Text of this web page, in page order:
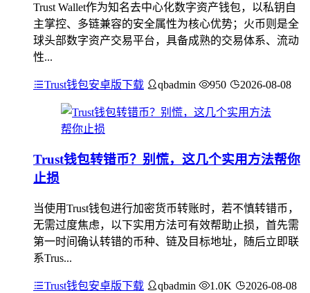
Trust Wallet作为知名去中心化数字资产钱包，以私钥自
主掌控、多链兼容的安全属性为核心优势；火币则是全
球头部数字资产交易平台，具备成熟的交易体系、流动
性...
Trust钱包安卓版下载 qbadmin 950 2026-08-08
Trust钱包转错币？别慌，这几个实用方法帮你
止损
当使用Trust钱包进行加密货币转账时，若不慎转错币，
无需过度焦虑，以下实用方法可有效帮助止损，首先需
第一时间确认转错的币种、链及目标地址，随后立即联
系Trus...
Trust钱包安卓版下载 qbadmin 1.0K 2026-08-08